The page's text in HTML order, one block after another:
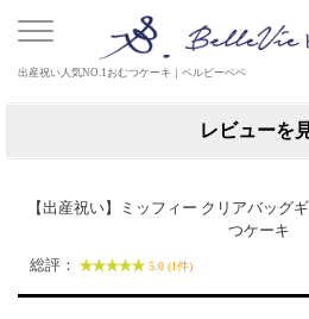
出産祝い人気NO.1おむつケーキ｜ベルビーベベ
レビューを
【出産祝い】ミッフィー クリアバッグ
つケーキ
総評：
5.0 (1件)